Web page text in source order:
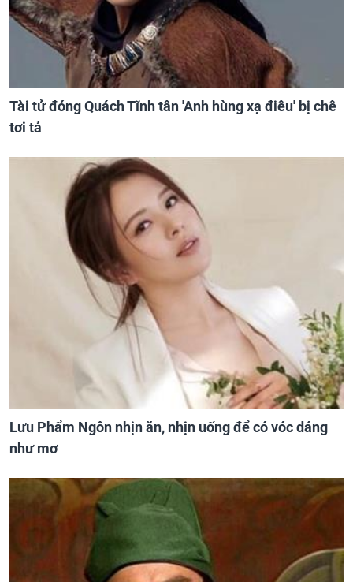
Tài tử đóng Quách Tĩnh tân 'Anh hùng xạ điêu' bị chê
tơi tả
Lưu Phẩm Ngôn nhịn ăn, nhịn uống để có vóc dáng
như mơ